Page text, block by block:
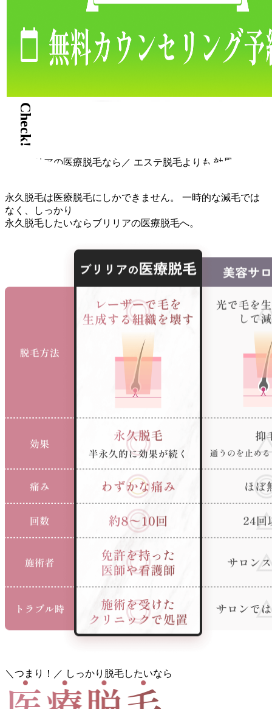
Check!
＼ブリリアの医療脱毛なら／ エステ脱毛よりも 効果・コス
永久脱毛は医療脱毛にしかできません。
一時的な減毛では
なく、しっかり
永久脱毛したいならブリリアの医療脱毛へ。
＼つまり！／ しっかり脱毛したいなら